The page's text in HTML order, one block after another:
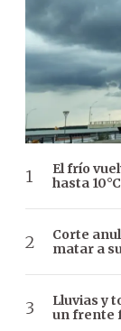
El frío
hasta
Corte
matar a
Lluvias y
un frente